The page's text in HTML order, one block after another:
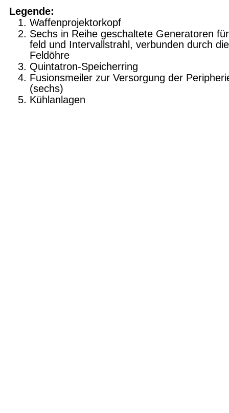
Legende:
Waffenprojektorkopf
Sechs in Reihe geschaltete Generatoren
feld und Intervallstrahl, verbunden durch
Feld­öhre
Quintatron-Speicherring
Fusionsmeiler zur Versorgung der
(sechs)
Kühlanlagen